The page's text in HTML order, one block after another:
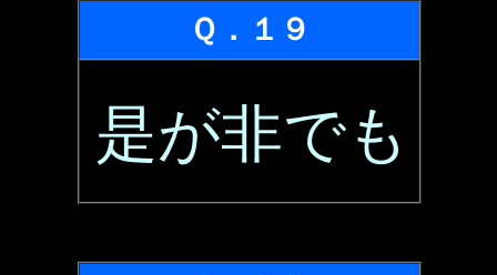
Ｑ．１９
是が非でも